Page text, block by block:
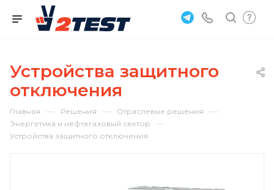
Устройства защитного
отключения
Главная — Решения — Отраслевые решения —
Энергетика и нефтегазовый сектор —
Устройства защитного отключения